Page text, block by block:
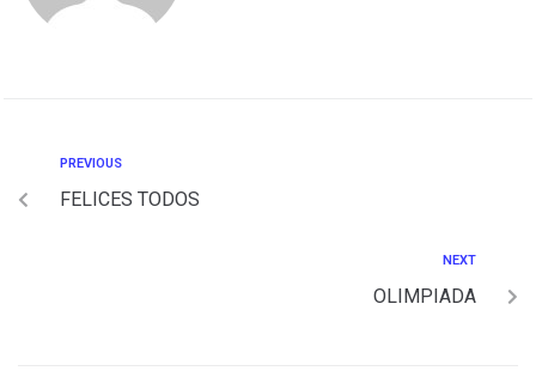
PREVIOUS
FELICES TODOS
NEXT
OLIMPIADA